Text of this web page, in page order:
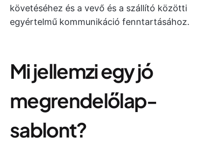
követéséhez és a vevő és a szállító közötti
egyértelmű kommunikáció fenntartásához.
Mi jellemzi egy jó
megrendelőlap-
sablont?